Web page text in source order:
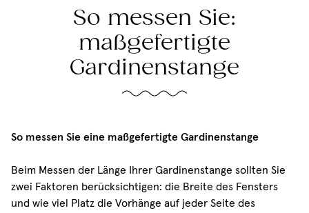
So messen Sie:
maßgefertigte
Gardinenstange
So messen Sie eine maßgefertigte Gardinenstange
Beim Messen der Länge Ihrer Gardinenstange sollten Sie
zwei Faktoren berücksichtigen: die Breite des Fensters
und wie viel Platz die Vorhänge auf jeder Seite des